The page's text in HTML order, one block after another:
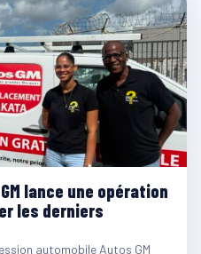
lance une opération
les derniers
automobile Autos GM